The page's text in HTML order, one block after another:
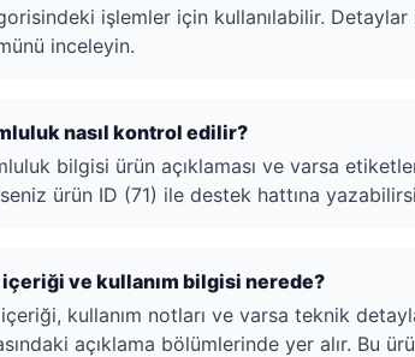
işlemler için kullanılabilir. Detaylar
inceleyin.
nasıl kontrol edilir?
bilgisi ürün açıklaması ve varsa
ürün ID (71) ile destek hattına
içeriği ve kullanım bilgisi nerede?
kullanım notları ve varsa teknik
açıklama bölümlerinde yer alır. Bu